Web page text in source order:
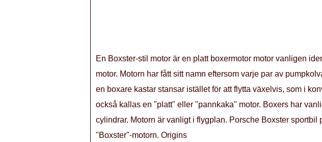
En Boxster-stil motor är en platt boxermotor motor vanligen
motor. Motorn har fått sitt namn eftersom varje par av
en boxare kastar stansar istället för att flytta växelvis, som i
också kallas en "platt" eller "pannkaka" motor. Boxers har
cylindrar. Motorn är vanligt i flygplan. Porsche Boxster sportbil
"Boxster"-motorn. Origins